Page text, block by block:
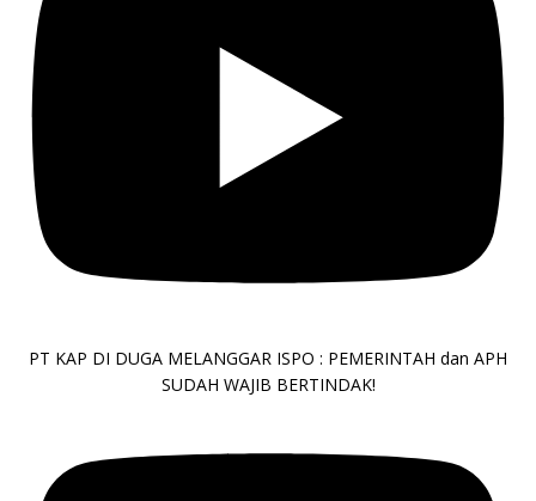
PT KAP DI DUGA MELANGGAR ISPO : PEMERINTAH dan APH
SUDAH WAJIB BERTINDAK!